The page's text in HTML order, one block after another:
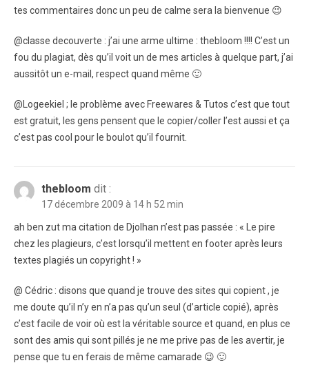
tes commentaires donc un peu de calme sera la bienvenue 😉
@classe decouverte : j’ai une arme ultime : thebloom !!!! C’est un
fou du plagiat, dès qu’il voit un de mes articles à quelque part, j’ai
aussitôt un e-mail, respect quand même 🙂
@Logeekiel ; le problème avec Freewares & Tutos c’est que tout
est gratuit, les gens pensent que le copier/coller l’est aussi et ça
c’est pas cool pour le boulot qu’il fournit.
thebloom dit :
17 décembre 2009 à 14 h 52 min
ah ben zut ma citation de Djolhan n’est pas passée : « Le pire
chez les plagieurs, c’est lorsqu’il mettent en footer après leurs
textes plagiés un copyright ! »
@ Cédric : disons que quand je trouve des sites qui copient , je
me doute qu’il n’y en n’a pas qu’un seul (d’article copié), après
c’est facile de voir où est la véritable source et quand, en plus ce
sont des amis qui sont pillés je ne me prive pas de les avertir, je
pense que tu en ferais de même camarade 😉 🙂